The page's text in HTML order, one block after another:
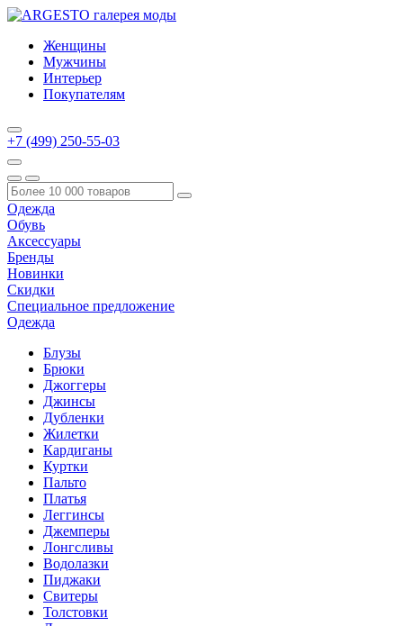
Женщины
Мужчины
Интерьер
Покупателям
+7 (499) 250-55-03
Одежда
Обувь
Аксессуары
Бренды
Новинки
Скидки
Специальное предложение
Одежда
Блузы
Брюки
Джоггеры
Джинсы
Дубленки
Жилетки
Кардиганы
Куртки
Пальто
Платья
Леггинсы
Джемперы
Лонгсливы
Водолазки
Пиджаки
Свитеры
Толстовки